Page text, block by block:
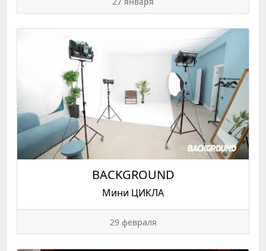
BACKGROUND
Мини ЦИКЛА
29 февраля